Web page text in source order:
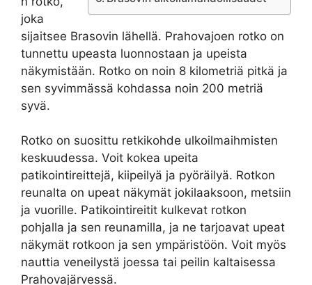
joka
sijaitsee Brasovin lähellä. Prahovajoen rotko on
tunnettu upeasta luonnostaan ja upeista
näkymistään. Rotko on noin 8 kilometriä pitkä ja
sen syvimmässä kohdassa noin 200 metriä
syvä.
Rotko on suosittu retkikohde ulkoilmaihmisten
keskuudessa. Voit kokea upeita
patikointireittejä, kiipeilyä ja pyöräilyä. Rotkon
reunalta on upeat näkymät jokilaaksoon, metsiin
ja vuorille. Patikointireitit kulkevat rotkon
pohjalla ja sen reunamilla, ja ne tarjoavat upeat
näkymät rotkoon ja sen ympäristöön. Voit myös
nauttia veneilystä joessa tai peilin kaltaisessa
Prahovajärvessä.